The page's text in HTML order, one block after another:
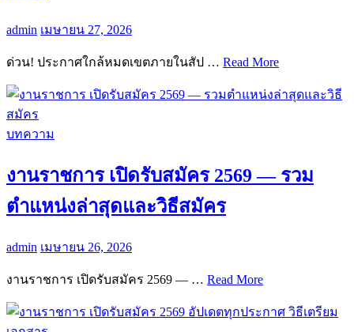
admin เมษายน 27, 2026
ด่วน! ประกาศใกล้หมดเขตภายในสัป … Read More
บทความ
งานราชการ เปิดรับสมัคร 2569 — รวม
ตำแหน่งล่าสุดและวิธีสมัคร
admin เมษายน 26, 2026
งานราชการ เปิดรับสมัคร 2569 — … Read More